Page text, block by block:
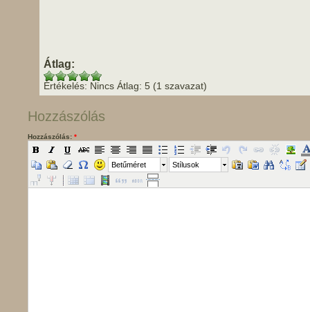
Átlag:
Értékelés: Nincs Átlag: 5 (1 szavazat)
Hozzászólás
Hozzászólás: *
Betűméret Stílusok